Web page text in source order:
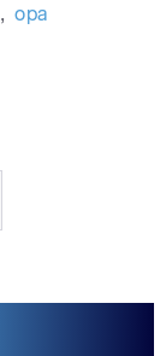
, opa